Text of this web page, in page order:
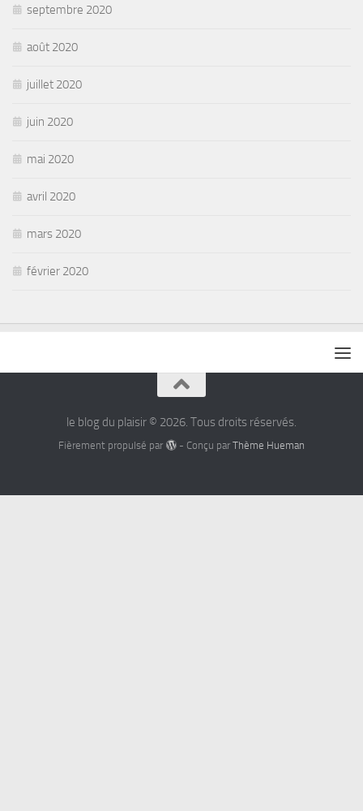
septembre 2020
août 2020
juillet 2020
juin 2020
mai 2020
avril 2020
mars 2020
février 2020
le blog du plaisir © 2026. Tous droits réservés.
Fièrement propulsé par - Conçu par Thème Hueman